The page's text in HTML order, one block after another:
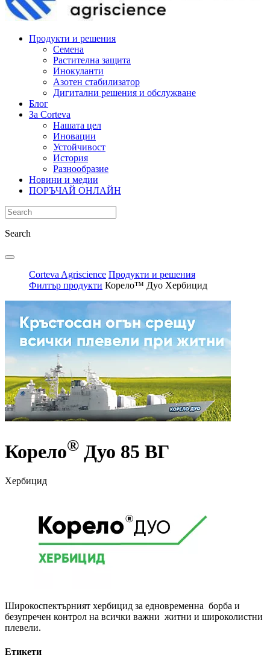
Продукти и решения
Семена
Растителна защита
Инокуланти
Азотен стабилизатор
Дигитални решения и обслужване
Блог
За Corteva
Нашата цел
Иновации
Устойчивост
История
Разнообразие
Новини и медии
ПОРЪЧАЙ ОНЛАЙН
Search
Corteva Agriscience Продукти и решения
Филтър продукти Корело™ Дуо Хербицид
Корело® Дуо 85 ВГ
Хербицид
Широкоспектърният хербицид за едновременна борба и
безупречен контрол на всички важни житни и широколистни
плевели.
Етикети